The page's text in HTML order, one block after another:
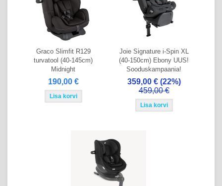
Graco Slimfit R129
turvatool (40-145cm)
Midnight
190,00 €
Joie Signature i-Spin XL
(40-150cm) Ebony UUS!
Sooduskampaania!
359,00 € (22%)
459,00 €